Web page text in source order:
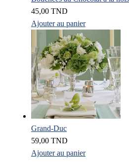
45,00 TND
Ajouter au panier
Grand-Duc
59,00 TND
Ajouter au panier